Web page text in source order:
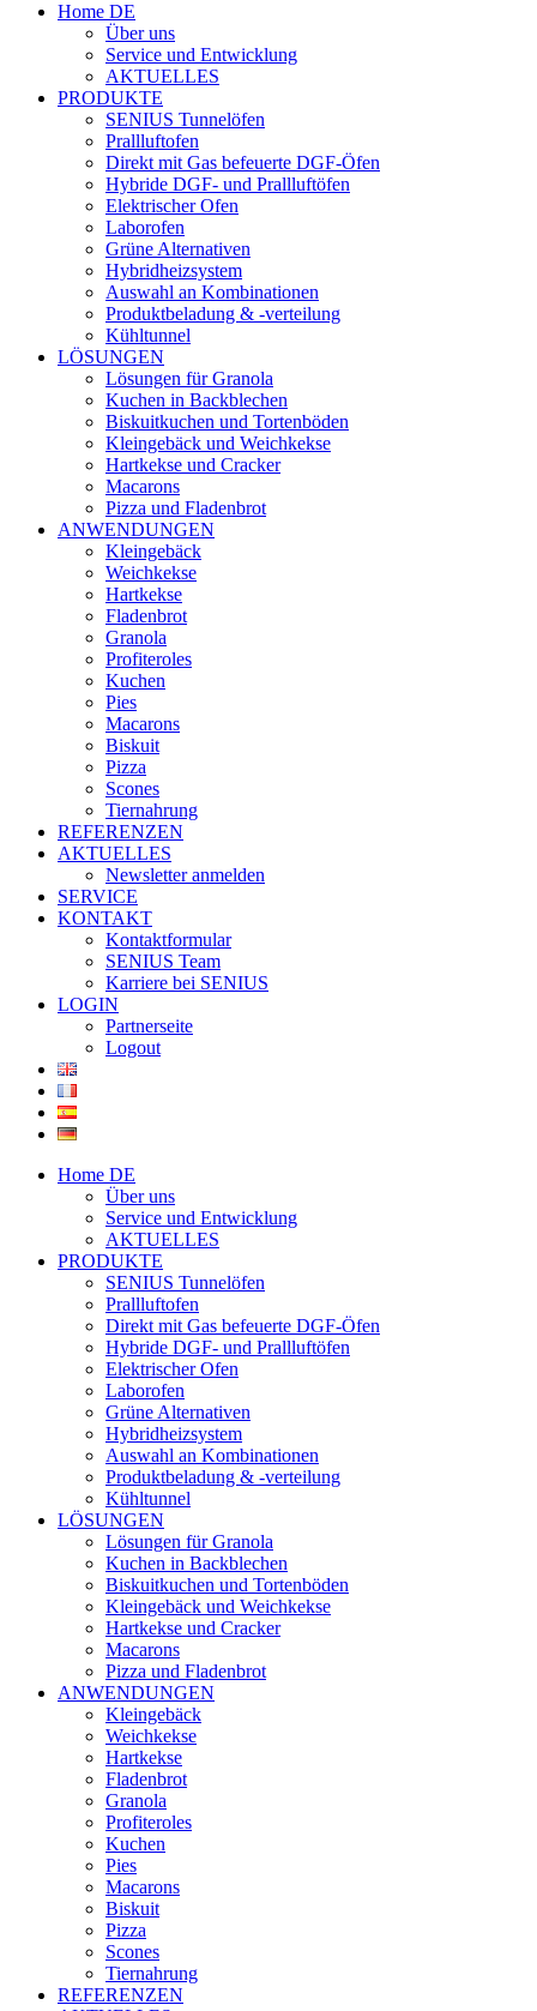
Home DE
Über uns
Service und Entwicklung
AKTUELLES
PRODUKTE
SENIUS Tunnelöfen
Prallluftofen
Direkt mit Gas befeuerte DGF-Öfen
Hybride DGF- und Prallluftöfen
Elektrischer Ofen
Laborofen
Grüne Alternativen
Hybridheizsystem
Auswahl an Kombinationen
Produktbeladung & -verteilung
Kühltunnel
LÖSUNGEN
Lösungen für Granola
Kuchen in Backblechen
Biskuitkuchen und Tortenböden
Kleingebäck und Weichkekse
Hartkekse und Cracker
Macarons
Pizza und Fladenbrot
ANWENDUNGEN
Kleingebäck
Weichkekse
Hartkekse
Fladenbrot
Granola
Profiteroles
Kuchen
Pies
Macarons
Biskuit
Pizza
Scones
Tiernahrung
REFERENZEN
AKTUELLES
Newsletter anmelden
SERVICE
KONTAKT
Kontaktformular
SENIUS Team
Karriere bei SENIUS
LOGIN
Partnerseite
Logout
Home DE
Über uns
Service und Entwicklung
AKTUELLES
PRODUKTE
SENIUS Tunnelöfen
Prallluftofen
Direkt mit Gas befeuerte DGF-Öfen
Hybride DGF- und Prallluftöfen
Elektrischer Ofen
Laborofen
Grüne Alternativen
Hybridheizsystem
Auswahl an Kombinationen
Produktbeladung & -verteilung
Kühltunnel
LÖSUNGEN
Lösungen für Granola
Kuchen in Backblechen
Biskuitkuchen und Tortenböden
Kleingebäck und Weichkekse
Hartkekse und Cracker
Macarons
Pizza und Fladenbrot
ANWENDUNGEN
Kleingebäck
Weichkekse
Hartkekse
Fladenbrot
Granola
Profiteroles
Kuchen
Pies
Macarons
Biskuit
Pizza
Scones
Tiernahrung
REFERENZEN